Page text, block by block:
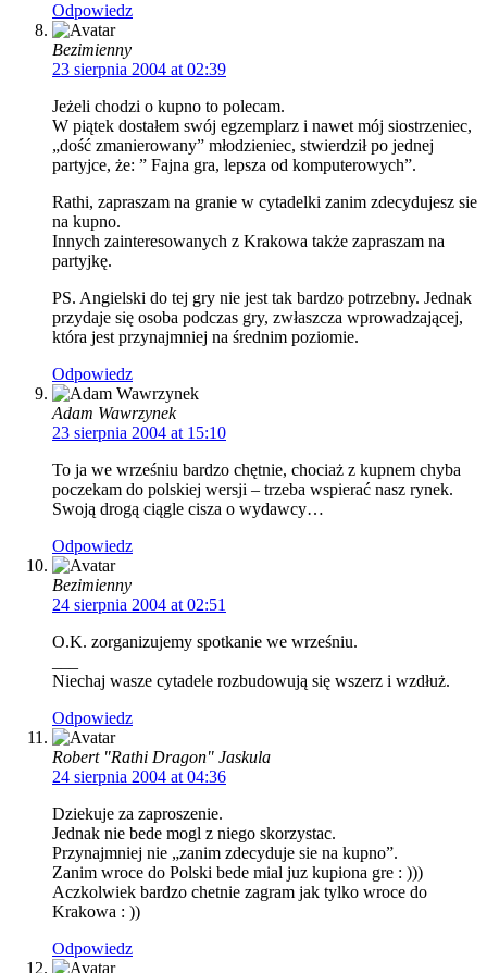
Odpowiedz
Bezimienny
23 sierpnia 2004 at 02:39
Jeżeli chodzi o kupno to polecam.
W piątek dostałem swój egzemplarz i nawet mój siostrzeniec,
„dość zmanierowany” młodzieniec, stwierdził po jednej
partyjce, że: ” Fajna gra, lepsza od komputerowych”.
Rathi, zapraszam na granie w cytadelki zanim zdecydujesz sie
na kupno.
Innych zainteresowanych z Krakowa także zapraszam na
partyjkę.
PS. Angielski do tej gry nie jest tak bardzo potrzebny. Jednak
przydaje się osoba podczas gry, zwłaszcza wprowadzającej,
która jest przynajmniej na średnim poziomie.
Odpowiedz
Adam Wawrzynek
23 sierpnia 2004 at 15:10
To ja we wrześniu bardzo chętnie, chociaż z kupnem chyba
poczekam do polskiej wersji – trzeba wspierać nasz rynek.
Swoją drogą ciągle cisza o wydawcy…
Odpowiedz
Bezimienny
24 sierpnia 2004 at 02:51
O.K. zorganizujemy spotkanie we wrześniu.
Niechaj wasze cytadele rozbudowują się wszerz i wzdłuż.
Odpowiedz
Robert "Rathi Dragon" Jaskula
24 sierpnia 2004 at 04:36
Dziekuje za zaproszenie.
Jednak nie bede mogl z niego skorzystac.
Przynajmniej nie „zanim zdecyduje sie na kupno”.
Zanim wroce do Polski bede mial juz kupiona gre : )))
Aczkolwiek bardzo chetnie zagram jak tylko wroce do
Krakowa : ))
Odpowiedz